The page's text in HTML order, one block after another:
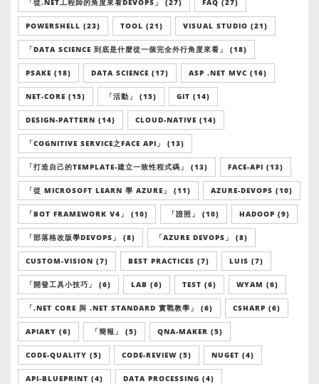
「從.NET工程師的角度來看DEVOPS」 (27) FAQ (27)
POWERSHELL (23) TOOL (21) VISUAL STUDIO (21)
「DATA SCIENCE 到底是什麼從一個完全外行角度來看」 (18)
PSAKE (18) DATA SCIENCE (17) ASP .NET MVC (16)
NET-CORE (15) 「活動」 (15) GIT (14)
DESIGN-PATTERN (14) CLOUD-NATIVE (14)
「COGNITIVE SERVICE之FACE API」 (13)
「打造自己的TEMPLATE-建立一致性程式碼」 (13) FACE-API (13)
「從 MICROSOFT LEARN 學 AZURE」 (11) AZURE-DEVOPS (10)
「BOT FRAMEWORK V4」 (10) 「證照」 (10) HADOOP (9)
「部落格改版學DEVOPS」 (8) 「AZURE DEVOPS」 (8)
CUSTOM-VISION (7) BEST PRACTICES (7) LUIS (7)
「開發工具小技巧」 (6) LAB (6) TEST (6) WYAM (6)
「.NET CORE 與 .NET STANDARD 實戰教學」 (6) CSHARP (6)
APIARY (6) 「簡報」 (5) QNA-MAKER (5)
CODE-QUALITY (5) CODE-REVIEW (5) NUGET (4)
API-BLUEPRINT (4) DATA PROCESSING (4)